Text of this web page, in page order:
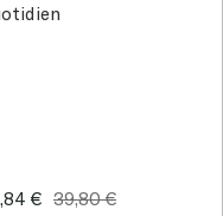
€ Prix
39,80 €